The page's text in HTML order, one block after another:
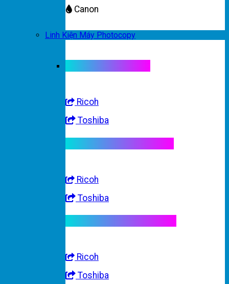
Canon
Linh Kiện Máy Photocopy
Ricoh
Toshiba
Ricoh
Toshiba
Ricoh
Toshiba